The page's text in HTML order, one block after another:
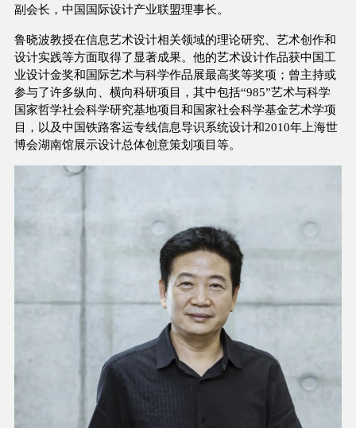
副会长，中国国际设计产业联盟理事长。
鲁晓波教授在信息艺术设计相关领域的理论研究、艺术创作和
设计实践等方面取得了显著成果。他的艺术设计作品获中国工
业设计金奖和国际艺术与科学作品展最高奖等奖项；曾主持或
参与了许多纵向、横向科研项目，其中包括“985”艺术与科学
国家哲学社会科学研究基地项目和国家社会科学基金艺术学项
目，以及中国铁路客运专线信息导识系统设计和2010年上海世
博会湖南馆展示设计总体创意策划项目等。